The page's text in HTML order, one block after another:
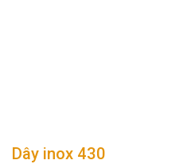
Dây inox 430